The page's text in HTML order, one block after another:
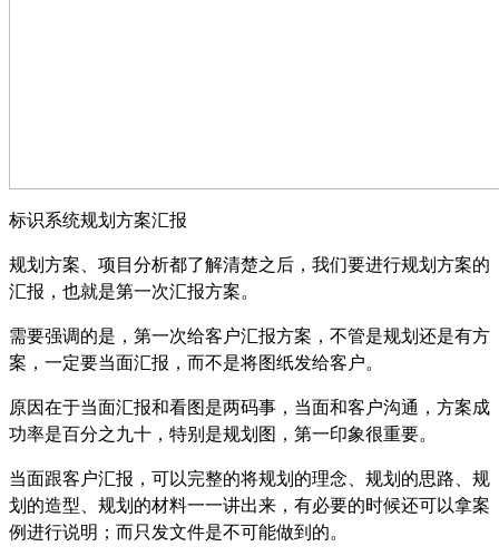
标识系统规划方案汇报
规划方案、项目分析都了解清楚之后，我们要进行规划方案的
汇报，也就是第一次汇报方案。
需要强调的是，第一次给客户汇报方案，不管是规划还是有方
案，一定要当面汇报，而不是将图纸发给客户。
原因在于当面汇报和看图是两码事，当面和客户沟通，方案成
功率是百分之九十，特别是规划图，第一印象很重要。
当面跟客户汇报，可以完整的将规划的理念、规划的思路、规
划的造型、规划的材料一一讲出来，有必要的时候还可以拿案
例进行说明；而只发文件是不可能做到的。